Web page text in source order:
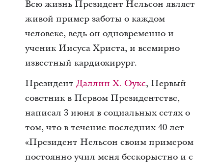
Всю жизнь Президент Нельсон являет
живой пример заботы о каждом
человеке, ведь он одновременно и
ученик Иисуса Христа, и всемирно
известный кардиохирург.
Президент Даллин Х. Оукс, Первый
советник в Первом Президентстве,
написал 3 июня в социальных сетях о
том, что в течение последних 40 лет
«Президент Нельсон своим примером
постоянно учил меня бескорыстно и с